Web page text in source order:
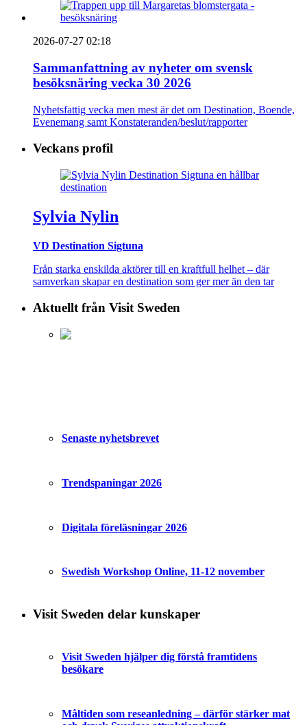
2026-07-27 02:18
Sammanfattning av nyheter om svensk
besöksnäring vecka 30 2026
Nyhetsfattig vecka men mest är det om Destination, Boende,
Evenemang samt Konstateranden/beslut/rapporter
Veckans profil
Sylvia Nylin
VD Destination Sigtuna
Från starka enskilda aktörer till en kraftfull helhet – där
samverkan skapar en destination som ger mer än den tar
Aktuellt från Visit Sweden
Senaste nyhetsbrevet
Trendspaningar 2026
Digitala föreläsningar 2026
Swedish Workshop Online, 11-12 november
Visit Sweden delar kunskaper
Visit Sweden hjälper dig förstå framtidens
besökare
Måltiden som reseanledning – därför stärker mat